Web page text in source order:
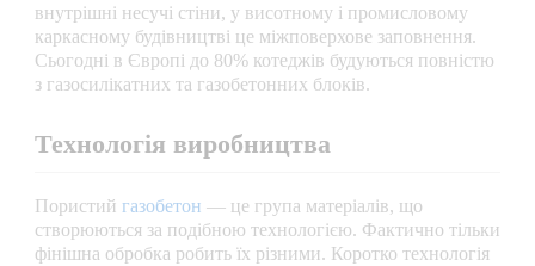
внутрішні несучі стіни, у висотному і промисловому
каркасному будівництві це міжповерхове заповнення.
Сьогодні в Європі до 80% котеджів будуються повністю
з газосилікатних та газобетонних блоків.
Технологія виробництва
Пористий газобетон — це група матеріалів, що
створюються за подібною технологією. Фактично тільки
фінішна обробка робить їх різними. Коротко технологія